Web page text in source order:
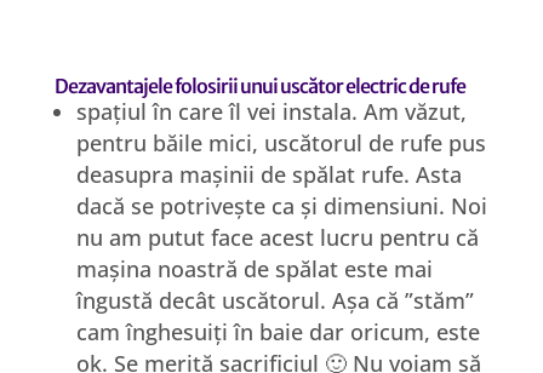
Dezavantajele folosirii unui uscător electric de rufe
spațiul în care îl vei instala. Am văzut,
pentru băile mici, uscătorul de rufe pus
deasupra mașinii de spălat rufe. Asta
dacă se potrivește ca și dimensiuni. Noi
nu am putut face acest lucru pentru că
mașina noastră de spălat este mai
îngustă decât uscătorul. Așa că ”stăm”
cam înghesuiți în baie dar oricum, este
ok. Se merită sacrificiul 🙂 Nu voiam să